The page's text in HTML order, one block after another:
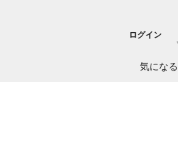
気になる
ログイン